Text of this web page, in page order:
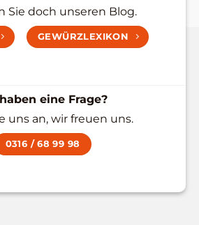
Sie doch unseren Blog.
GEWÜRZLEXIKON
eine Frage?
uns an, wir freuen uns.
0316 / 68 99 98